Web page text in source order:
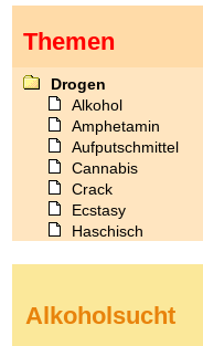
Themen
Drogen
Alkohol
Amphetamin
Aufputschmittel
Cannabis
Crack
Ecstasy
Haschisch
Kokain
Alkoholsucht